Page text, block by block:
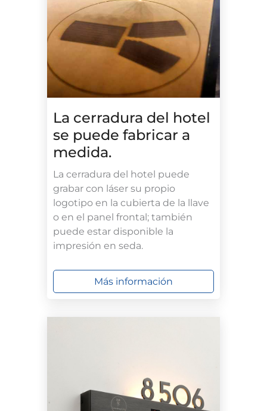
La cerradura del hotel
se puede fabricar a
medida.
La cerradura del hotel puede
grabar con láser su propio
logotipo en la cubierta de la llave
o en el panel frontal; también
puede estar disponible la
impresión en seda.
Más información